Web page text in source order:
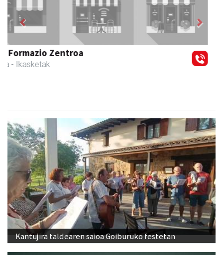
Itxaspe
Urnieta - Frutategiak
Previous
Kantujira taldearen saioa Goiburuko festetan